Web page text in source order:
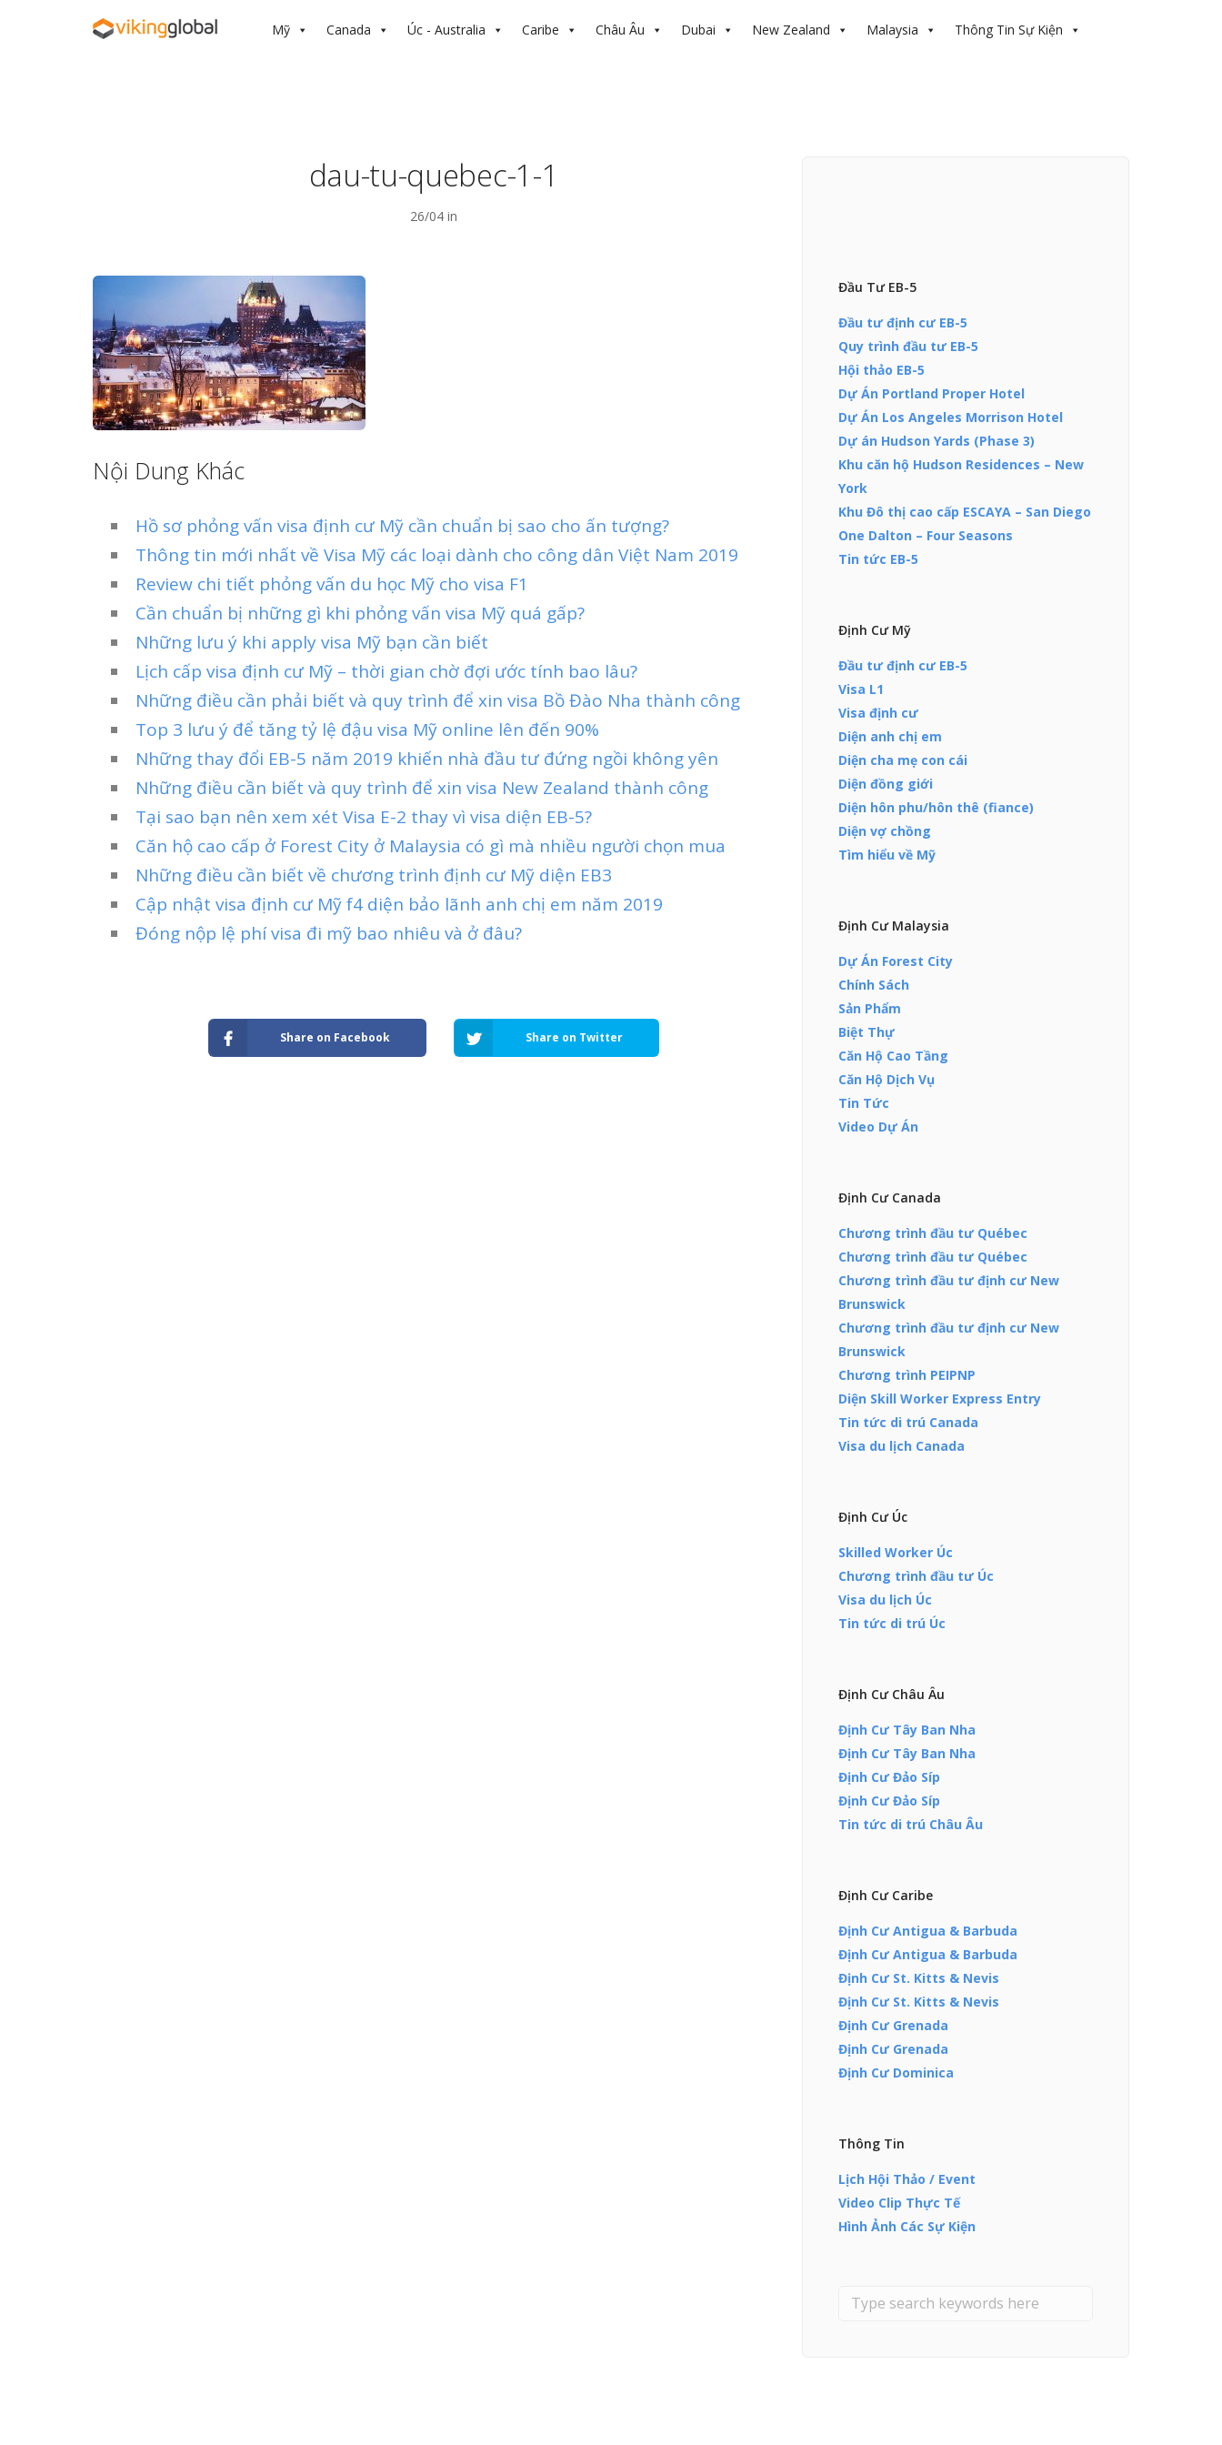
Mỹ Canada Úc - Australia Caribe Châu Âu Dubai New Zealand Malaysia Thông Tin Sự Kiện
dau-tu-quebec-1-1
26/04 in
Nội Dung Khác
Hồ sơ phỏng vấn visa định cư Mỹ cần chuẩn bị sao cho ấn tượng?
Thông tin mới nhất về Visa Mỹ các loại dành cho công dân Việt Nam 2019
Review chi tiết phỏng vấn du học Mỹ cho visa F1
Cần chuẩn bị những gì khi phỏng vấn visa Mỹ quá gấp?
Những lưu ý khi apply visa Mỹ bạn cần biết
Lịch cấp visa định cư Mỹ – thời gian chờ đợi ước tính bao lâu?
Những điều cần phải biết và quy trình để xin visa Bồ Đào Nha thành công
Top 3 lưu ý để tăng tỷ lệ đậu visa Mỹ online lên đến 90%
Những thay đổi EB-5 năm 2019 khiến nhà đầu tư đứng ngồi không yên
Những điều cần biết và quy trình để xin visa New Zealand thành công
Tại sao bạn nên xem xét Visa E-2 thay vì visa diện EB-5?
Căn hộ cao cấp ở Forest City ở Malaysia có gì mà nhiều người chọn mua
Những điều cần biết về chương trình định cư Mỹ diện EB3
Cập nhật visa định cư Mỹ f4 diện bảo lãnh anh chị em năm 2019
Đóng nộp lệ phí visa đi mỹ bao nhiêu và ở đâu?
Share on Facebook Share on Twitter
Đầu Tư EB-5
Đầu tư định cư EB-5
Quy trình đầu tư EB-5
Hội thảo EB-5
Dự Án Portland Proper Hotel
Dự Án Los Angeles Morrison Hotel
Dự án Hudson Yards (Phase 3)
Khu căn hộ Hudson Residences – New
York
Khu Đô thị cao cấp ESCAYA – San Diego
One Dalton – Four Seasons
Tin tức EB-5
Định Cư Mỹ
Đầu tư định cư EB-5
Visa L1
Visa định cư
Diện anh chị em
Diện cha mẹ con cái
Diện đồng giới
Diện hôn phu/hôn thê (fiance)
Diện vợ chồng
Tìm hiểu về Mỹ
Định Cư Malaysia
Dự Án Forest City
Chính Sách
Sản Phẩm
Biệt Thự
Căn Hộ Cao Tầng
Căn Hộ Dịch Vụ
Tin Tức
Video Dự Án
Định Cư Canada
Chương trình đầu tư Québec
Chương trình đầu tư Québec
Chương trình đầu tư định cư New
Brunswick
Chương trình đầu tư định cư New
Brunswick
Chương trình PEIPNP
Diện Skill Worker Express Entry
Tin tức di trú Canada
Visa du lịch Canada
Định Cư Úc
Skilled Worker Úc
Chương trình đầu tư Úc
Visa du lịch Úc
Tin tức di trú Úc
Định Cư Châu Âu
Định Cư Tây Ban Nha
Định Cư Tây Ban Nha
Định Cư Đảo Síp
Định Cư Đảo Síp
Tin tức di trú Châu Âu
Định Cư Caribe
Định Cư Antigua & Barbuda
Định Cư Antigua & Barbuda
Định Cư St. Kitts & Nevis
Định Cư St. Kitts & Nevis
Định Cư Grenada
Định Cư Grenada
Định Cư Dominica
Thông Tin
Lịch Hội Thảo / Event
Video Clip Thực Tế
Hình Ảnh Các Sự Kiện